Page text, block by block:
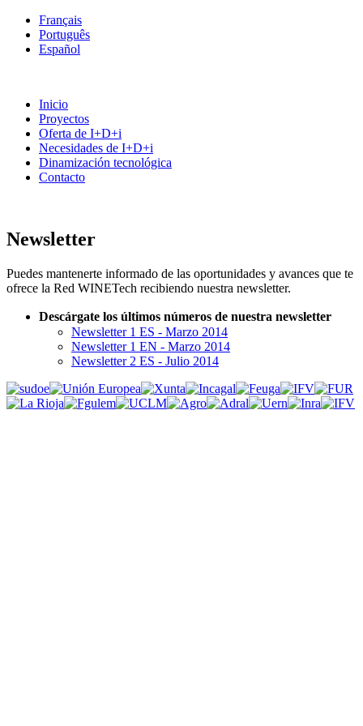
Français
Português
Español
Inicio
Proyectos
Oferta de I+D+i
Necesidades de I+D+i
Dinamización tecnológica
Contacto
Newsletter
Puedes mantenerte informado de las oportunidades y avances que te
ofrece la Red WINETech recibiendo nuestra newsletter.
Descárgate los últimos números de nuestra newsletter
Newsletter 1 ES - Marzo 2014
Newsletter 1 EN - Marzo 2014
Newsletter 2 ES - Julio 2014